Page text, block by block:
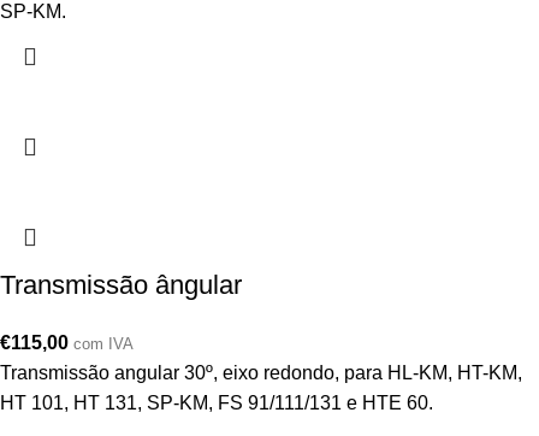
SP-KM.
Transmissão ângular
€115,00 com IVA
Transmissão angular 30º, eixo redondo, para HL-KM, HT-KM,
HT 101, HT 131, SP-KM, FS 91/111/131 e HTE 60.